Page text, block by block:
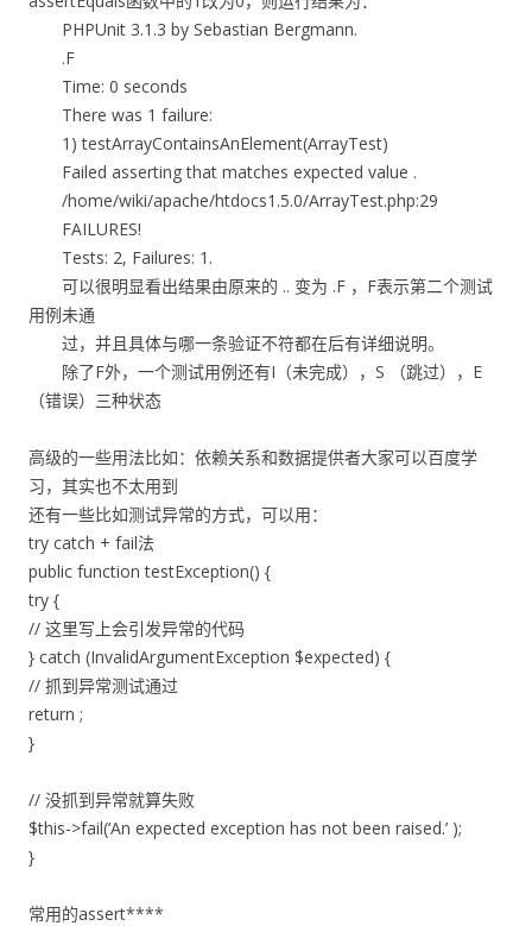
PHPUnit 3.1.3 by Sebastian Bergmann.
.F
Time: 0 seconds
There was 1 failure:
1) testArrayContainsAnElement(ArrayTest)
Failed asserting that matches expected value .
/home/wiki/apache/htdocs1.5.0/ArrayTest.php:29
FAILURES!
Tests: 2, Failures: 1.
可以很明显看出结果由原来的 .. 变为 .F ，F表示第二个测试
用例未通
过，并且具体与哪一条验证不符都在后有详细说明。
除了F外，一个测试用例还有I（未完成），S （跳过），E
（错误）三种状态
高级的一些用法比如：依赖关系和数据提供者大家可以百度学
习，其实也不太用到
还有一些比如测试异常的方式，可以用：
try catch + fail法
public function testException() {
try {
// 这里写上会引发异常的代码
} catch (InvalidArgumentException $expected) {
// 抓到异常测试通过
return ;
}
// 没抓到异常就算失败
$this->fail(‘An expected exception has not been raised.’ );
}
常用的assert****